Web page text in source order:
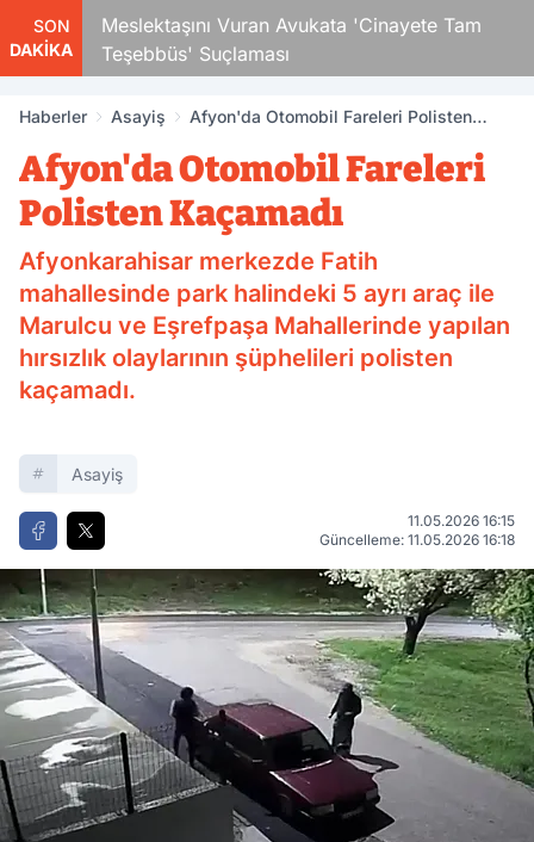
SON
DAKİKA
Meslektaşını Vuran Avukata 'Cinayete Tam
Teşebbüs' Suçlaması
Haberler Asayiş
Afyon'da Otomobil Fareleri Polisten
Afyon'da Otomobil Fareleri
Polisten Kaçamadı
Afyonkarahisar merkezde Fatih
mahallesinde park halindeki 5 ayrı araç ile
Marulcu ve Eşrefpaşa Mahallerinde yapılan
hırsızlık olaylarının şüphelileri polisten
kaçamadı.
Asayiş
11.05.2026 16:15
Güncelleme: 11.05.2026 16:18